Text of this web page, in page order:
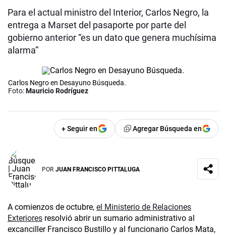
Para el actual ministro del Interior, Carlos Negro, la
entrega a Marset del pasaporte por parte del
gobierno anterior “es un dato que genera muchísima
alarma”
Carlos Negro en Desayuno Búsqueda.
Foto:Mauricio Rodríguez
+ Seguir en Agregar Búsqueda en
POR JUAN FRANCISCO PITTALUGA
A comienzos de octubre, el Ministerio de Relaciones
Exteriores resolvió abrir un sumario administrativo al
excanciller Francisco Bustillo y al funcionario Carlos Mata,